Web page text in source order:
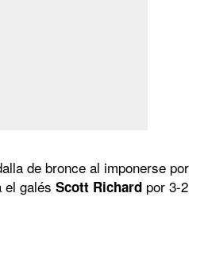
de bronce al imponerse por
el galés Scott Richard por 3-2